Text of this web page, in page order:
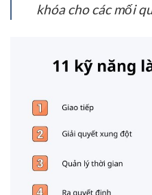
khóa cho các mối